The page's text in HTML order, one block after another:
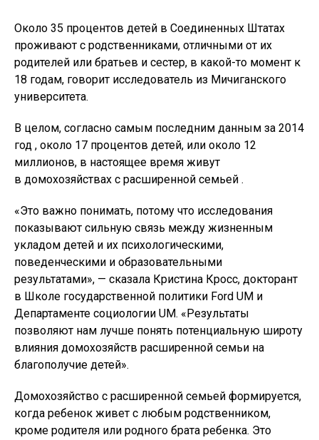
Около 35 процентов детей в Соединенных Штатах
проживают с родственниками, отличными от их
родителей или братьев и сестер, в какой-то момент к
18 годам, говорит исследователь из Мичиганского
университета.
В целом, согласно самым последним данным за 2014
год , около 17 процентов детей, или около 12
миллионов, в настоящее время живут
в домохозяйствах с расширенной семьей .
«Это важно понимать, потому что исследования
показывают сильную связь между жизненным
укладом детей и их психологическими,
поведенческими и образовательными
результатами», — сказала Кристина Кросс, докторант
в Школе государственной политики Ford UM и
Департаменте социологии UM. «Результаты
позволяют нам лучше понять потенциальную широту
влияния домохозяйств расширенной семьи на
благополучие детей».
Домохозяйство с расширенной семьей формируется,
когда ребенок живет с любым родственником,
кроме родителя или родного брата ребенка. Это